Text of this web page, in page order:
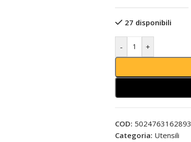
27 disponibili
- +
COD: 5024763162893
Categoria: Utensili